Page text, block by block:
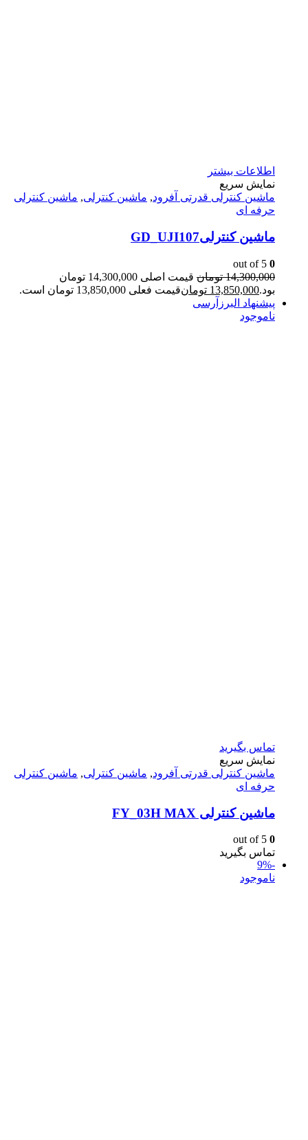
اطلاعات بیشتر
نمایش سریع
ماشين كنترلى قدرتى آفرود, ماشین کنترلی, ماشین کنترلی
حرفه ای
ماشین کنترلیGD_UJI107
0
14,300,000 تومان
قیمت اصلی 14,300,000 تومان
بود.13,850,000 تومانقیمت فعلی 13,850,000 تومان است.
پیشنهاد البرزآرسی
ناموجود
تماس بگیرید
نمایش سریع
ماشين كنترلى قدرتى آفرود, ماشین کنترلی, ماشین کنترلی
حرفه ای
ماشین کنترلی FY_03H MAX
0
تماس بگیرید
-9%
ناموجود